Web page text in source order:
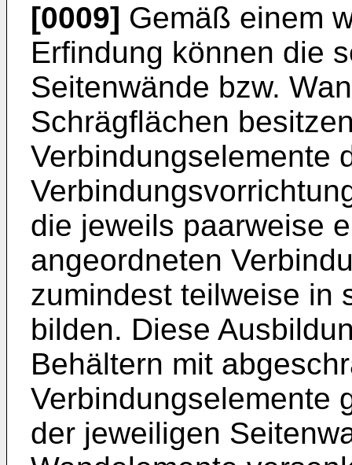
[0009] Gemäß einem
Erfindung können die
Seitenwände bzw.
Schrägflächen
Verbindungselemente
die jeweils paarweise
angeordneten
zumindest teilweise in
bilden. Diese
Behältern mit
Verbindungselemente
der jeweiligen